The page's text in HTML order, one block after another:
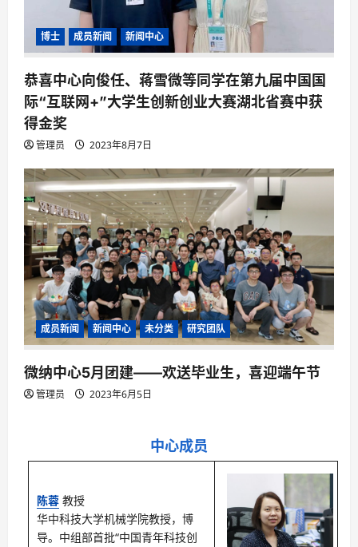
博士 成员新闻 新闻中心
恭喜中心向俊任、蒋雪微等同学在第九届中国国
际“互联网+”大学生创新创业大赛湖北省赛中获
得金奖
管理员 2023年8月7日
成员新闻 新闻中心 未分类 研究团队
微纳中心5月团建——欢送毕业生，喜迎端午节
管理员 2023年6月5日
中心成员
陈蓉 教授
华中科技大学机械学院教授，博
导。中组部首批“中国青年科技创